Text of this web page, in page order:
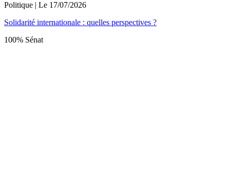
Politique | Le 17/07/2026
Solidarité internationale : quelles perspectives ?
100% Sénat